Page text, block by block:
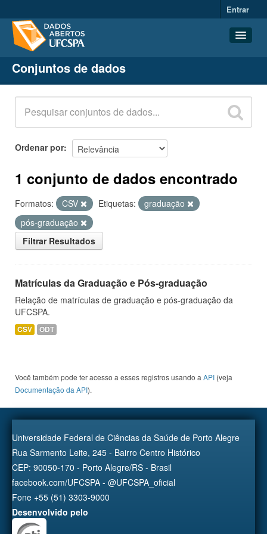
Entrar
Conjuntos de dados
Organizações
Grupos
Sobre
Conjuntos de dados
Ordenar por
1 conjunto de dados encontrado
Formatos: CSV Etiquetas:
graduação
pós-graduação
Filtrar Resultados
Matrículas da Graduação e Pós-graduação
Relação de matrículas de graduação e pós-graduação da
UFCSPA.
CSV ODT
Você também pode ter acesso a esses registros usando a API (veja
Documentação da API).
Universidade Federal de Ciências da Saúde de Porto Alegre
Rua Sarmento Leite, 245 - Bairro Centro Histórico
CEP: 90050-170 - Porto Alegre/RS - Brasil
facebook.com/UFCSPA - @UFCSPA_oficial
Fone +55 (51) 3303-9000
Desenvolvido pelo